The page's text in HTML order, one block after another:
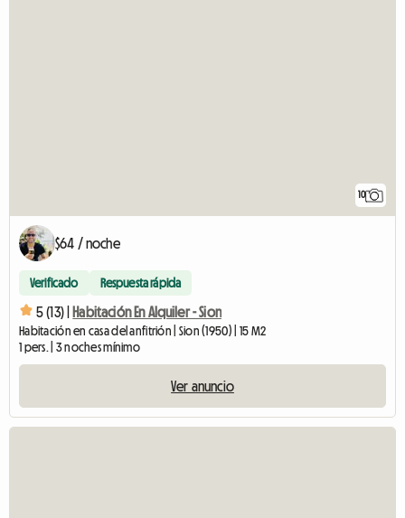
10
$64 / noche
Verificado Respuesta rápida
5 (13) | Habitación En Alquiler - Sion
Habitación en casa del anfitrión | Sion (1950) | 15 M2
1 pers. | 3 noches mínimo
Ver anuncio